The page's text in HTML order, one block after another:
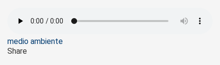
Tags
medio ambiente
Share